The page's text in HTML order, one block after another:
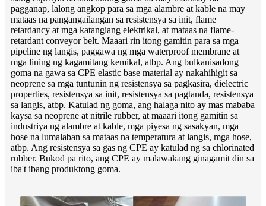
pagganap, lalong angkop para sa mga alambre at kable na may
mataas na pangangailangan sa resistensya sa init, flame
retardancy at mga katangiang elektrikal, at mataas na flame-
retardant conveyor belt. Maaari rin itong gamitin para sa mga
pipeline ng langis, paggawa ng mga waterproof membrane at
mga lining ng kagamitang kemikal, atbp. Ang bulkanisadong
goma na gawa sa CPE elastic base material ay nakahihigit sa
neoprene sa mga tuntunin ng resistensya sa pagkasira, dielectric
properties, resistensya sa init, resistensya sa pagtanda, resistensya
sa langis, atbp. Katulad ng goma, ang halaga nito ay mas mababa
kaysa sa neoprene at nitrile rubber, at maaari itong gamitin sa
industriya ng alambre at kable, mga piyesa ng sasakyan, mga
hose na lumalaban sa mataas na temperatura at langis, mga hose,
atbp. Ang resistensya sa gas ng CPE ay katulad ng sa chlorinated
rubber. Bukod pa rito, ang CPE ay malawakang ginagamit din sa
iba't ibang produktong goma.